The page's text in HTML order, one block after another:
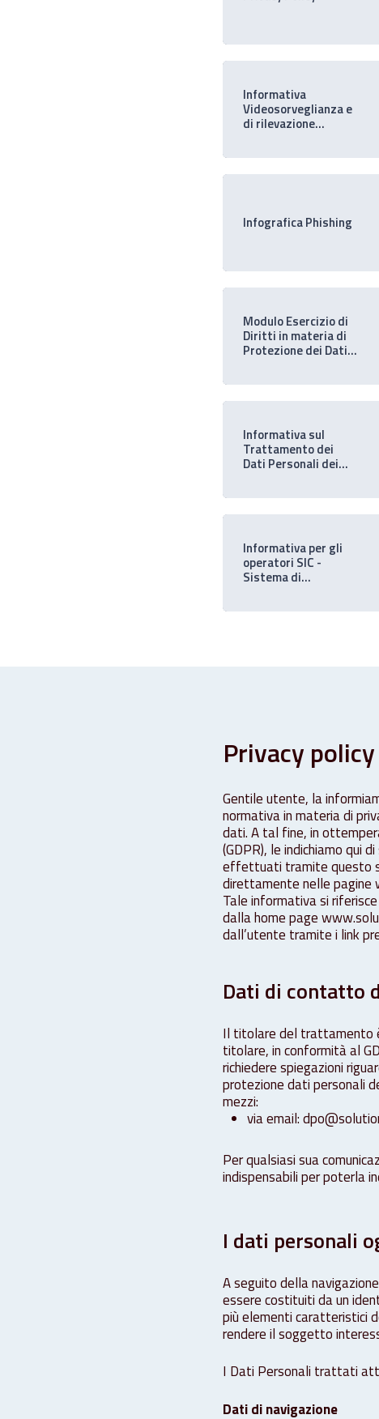
Informativa
Videosorveglianza e
di rilevazione
Infografica Phishing
Modulo Esercizio di
Diritti in materia di
Protezione dei Dati
Informativa sul
Trattamento dei
Dati Personali dei
Informativa per gli
operatori SIC -
Sistema di
Privacy policy
Gentile utente, la
normativa in materia di
dati. A tal fine, in
(GDPR), le indichiamo qui
effettuati tramite questo
direttamente nelle pagine
Tale informativa si
dalla home page
dall’utente tramite i link
Dati di contatto
Il titolare del trattamento
titolare, in conformità al
richiedere spiegazioni
protezione dati personali
mezzi:
via email:
Per qualsiasi sua
indispensabili per poterla
I dati personali
A seguito della
essere costituiti da un
più elementi caratteristici
rendere il soggetto
I Dati Personali trattati
Dati di navigazione